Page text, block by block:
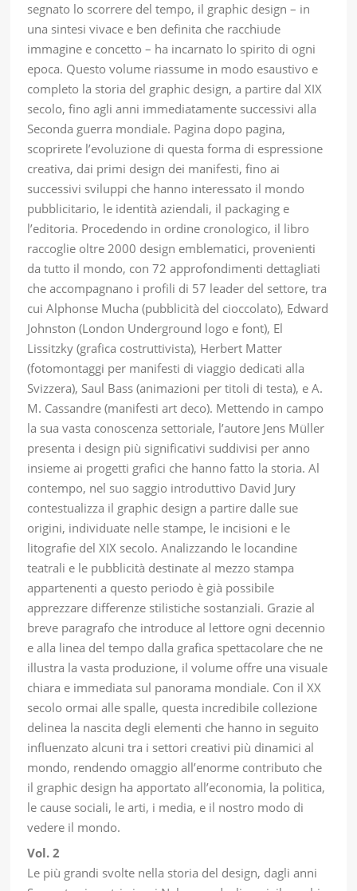
segnato lo scorrere del tempo, il graphic design – in
una sintesi vivace e ben definita che racchiude
immagine e concetto – ha incarnato lo spirito di ogni
epoca. Questo volume riassume in modo esaustivo e
completo la storia del graphic design, a partire dal XIX
secolo, fino agli anni immediatamente successivi alla
Seconda guerra mondiale. Pagina dopo pagina,
scoprirete l’evoluzione di questa forma di espressione
creativa, dai primi design dei manifesti, fino ai
successivi sviluppi che hanno interessato il mondo
pubblicitario, le identità aziendali, il packaging e
l’editoria. Procedendo in ordine cronologico, il libro
raccoglie oltre 2000 design emblematici, provenienti
da tutto il mondo, con 72 approfondimenti dettagliati
che accompagnano i profili di 57 leader del settore, tra
cui Alphonse Mucha (pubblicità del cioccolato), Edward
Johnston (London Underground logo e font), El
Lissitzky (grafica costruttivista), Herbert Matter
(fotomontaggi per manifesti di viaggio dedicati alla
Svizzera), Saul Bass (animazioni per titoli di testa), e A.
M. Cassandre (manifesti art deco). Mettendo in campo
la sua vasta conoscenza settoriale, l’autore Jens Müller
presenta i design più significativi suddivisi per anno
insieme ai progetti grafici che hanno fatto la storia. Al
contempo, nel suo saggio introduttivo David Jury
contestualizza il graphic design a partire dalle sue
origini, individuate nelle stampe, le incisioni e le
litografie del XIX secolo. Analizzando le locandine
teatrali e le pubblicità destinate al mezzo stampa
appartenenti a questo periodo è già possibile
apprezzare differenze stilistiche sostanziali. Grazie al
breve paragrafo che introduce al lettore ogni decennio
e alla linea del tempo dalla grafica spettacolare che ne
illustra la vasta produzione, il volume offre una visuale
chiara e immediata sul panorama mondiale. Con il XX
secolo ormai alle spalle, questa incredibile collezione
delinea la nascita degli elementi che hanno in seguito
influenzato alcuni tra i settori creativi più dinamici al
mondo, rendendo omaggio all’enorme contributo che
il graphic design ha apportato all’economia, la politica,
le cause sociali, le arti, i media, e il nostro modo di
vedere il mondo.
Vol. 2
Le più grandi svolte nella storia del design, dagli anni